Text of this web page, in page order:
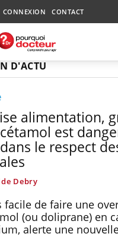
CONNEXION CONTACT
D'ACTU
alimentation,
est
le respect
Debry
facile de faire une
(ou doliprane) en
alerte une